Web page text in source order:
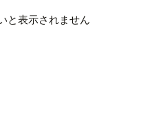
と表示されません